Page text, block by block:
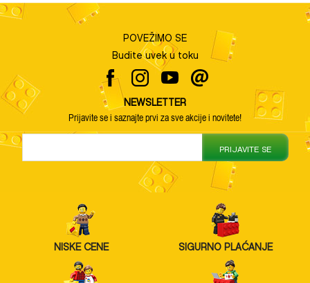
POVEŽIMO SE
Budite uvek u toku
NEWSLETTER
Prijavite se i saznajte prvi za sve akcije i novitete!
PRIJAVITE SE
NISKE CENE SIGURNO PLAĆANJE